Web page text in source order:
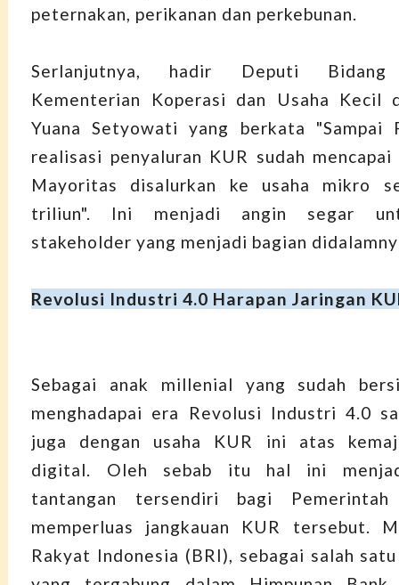
peternakan, perikanan dan perkebunan.
Serlanjutnya, hadir Deputi Bidang
Kementerian Koperasi dan Usaha Kecil
Yuana Setyowati yang berkata "Sampai
realisasi penyaluran KUR sudah
Mayoritas disalurkan ke usaha mikro
triliun". Ini menjadi angin segar
stakeholder yang menjadi bagian
Revolusi Industri 4.0 Harapan Jaringan
Sebagai anak millenial yang sudah
menghadapai era Revolusi Industri 4.0
juga dengan usaha KUR ini atas
digital. Oleh sebab itu hal ini
tantangan tersendiri bagi
memperluas jangkauan KUR tersebut.
Rakyat Indonesia (BRI), sebagai salah